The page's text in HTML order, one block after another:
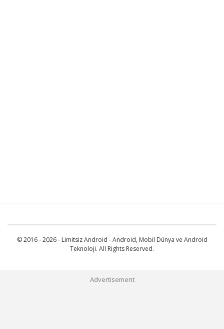
© 2016 - 2026 - Limitsiz Android - Android, Mobil Dünya ve Android
Teknoloji. All Rights Reserved.
Advertisement